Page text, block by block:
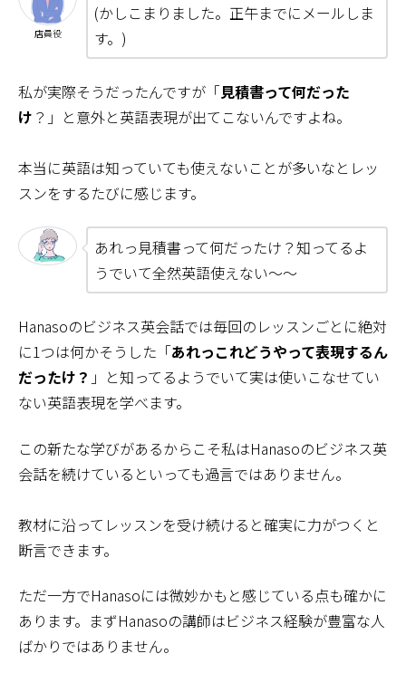
店員役
(かしこまりました。正午までにメールしま
す。)
私が実際そうだったんですが「見積書って何だった
け ？」と意外と英語表現が出てこないんですよね。
本当に英語は知っていても使えないことが多いなとレッ
スンをするたびに感じます。
あれっ見積書って何だったけ？知ってるよ
うでいて全然英語使えない～～
Hanasoのビジネス英会話では毎回のレッスンごとに絶対
に1つは何かそうした「あれっこれどうやって表現するん
だったけ？ 」と知ってるようでいて実は使いこなせてい
ない英語表現を学べます。
この新たな学びがあるからこそ私はHanasoのビジネス英
会話を続けているといっても過言ではありません。
教材に沿ってレッスンを受け続けると確実に力がつくと
断言できます。
ただ一方でHanasoには微妙かもと感じている点も確かに
あります。まずHanasoの講師はビジネス経験が豊富な人
ばかりではありません。